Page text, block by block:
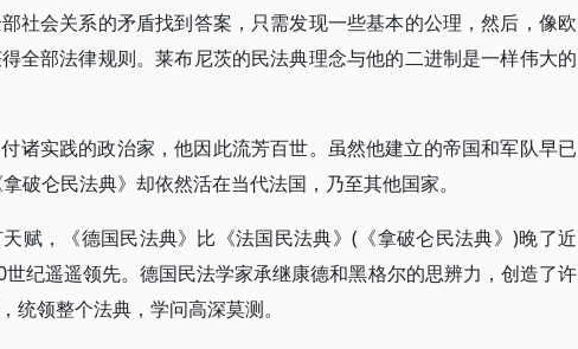
社会关系的矛盾找到答案，只需发现一些基本的公理，然后，像欧
全部法律规则。莱布尼茨的民法典理念与他的二进制是一样伟大的
诸实践的政治家，他因此流芳百世。虽然他建立的帝国和军队早已
破仑民法典》却依然活在当代法国，乃至其他国家。
赋，《德国民法典》比《法国民法典》(《拿破仑民法典》)晚了近
纪遥遥领先。德国民法学家承继康德和黑格尔的思辨力，创造了许
统领整个法典，学问高深莫测。